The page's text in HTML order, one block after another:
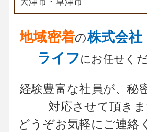
地域密着の株式会
ライフにお任せく
経験豊富な社員が、秘
対応させて頂きま
どうぞお気軽にご連絡